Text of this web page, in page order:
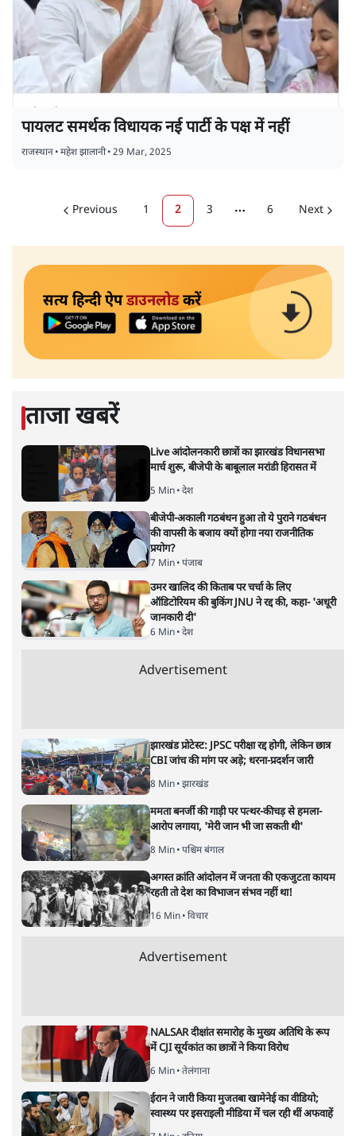
पायलट समर्थक विधायक नई पार्टी के पक्ष में नहीं
राजस्थान•महेश झालानी•29 Mar, 2025
Previous 1 2 3 More pages
6 Next
सत्य हिन्दी ऐपडाउनलोडकरें
ताजा खबरें
Live आंदोलनकारी छात्रों का झारखंड विधानसभा
मार्च शुरू, बीजेपी के बाबूलाल मरांडी हिरासत में
5 Min• देश
बीजेपी-अकाली गठबंधन हुआ तो ये पुराने गठबंधन
की वापसी के बजाय क्यों होगा नया राजनीतिक
प्रयोग?
7 Min• पंजाब
उमर खालिद की किताब पर चर्चा के लिए
ऑडिटोरियम की बुकिंग JNU ने रद्द की, कहा- 'अधूरी
जानकारी दी'
6 Min• देश
Advertisement
झारखंड प्रोटेस्ट: JPSC परीक्षा रद्द होगी, लेकिन छात्र
CBI जांच की मांग पर अड़े; धरना-प्रदर्शन जारी
8 Min• झारखंड
ममता बनर्जी की गाड़ी पर पत्थर-कीचड़ से हमला-
आरोप लगाया, 'मेरी जान भी जा सकती थी'
8 Min• पश्चिम बंगाल
अगस्त क्रांति आंदोलन में जनता की एकजुटता कायम
रहती तो देश का विभाजन संभव नहीं था!
16 Min• विचार
Advertisement
NALSAR दीक्षांत समारोह के मुख्य अतिथि के रूप
में CJI सूर्यकांत का छात्रों ने किया विरोध
6 Min• तेलंगाना
ईरान ने जारी किया मुजतबा खामेनेई का वीडियो;
स्वास्थ्य पर इसराइली मीडिया में चल रही थीं अफवाहें